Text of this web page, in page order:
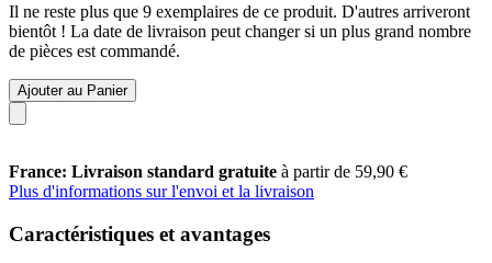
Il ne reste plus que 9 exemplaires de ce produit. D'autres arriveront
bientôt ! La date de livraison peut changer si un plus grand nombre
de pièces est commandé.
Ajouter au Panier
France: Livraison standard gratuite à partir de 59,90 €
Plus d'informations sur l'envoi et la livraison
Caractéristiques et avantages